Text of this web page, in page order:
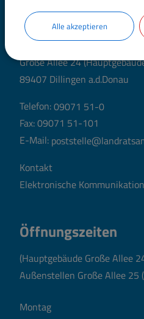
Landratsamt
a.d.Donau
Große Allee 24
89407 Dillingen a.d.Donau
Telefon:09071 51-0
Fax: 09071 51-101
E-Mail:
Kontakt
Elektronische Kommunikation
Öffnungszeiten
(Hauptgebäude Große Allee
Außenstellen Große Allee 25
Montag
Alle akzeptieren